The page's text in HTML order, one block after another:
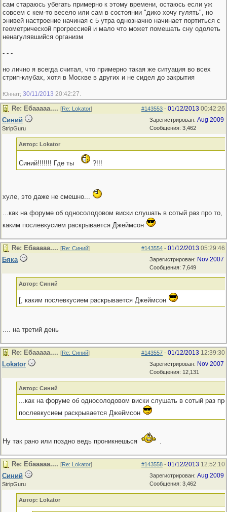
сам стараюсь убегать примерно к этому времени, остаюсь если уж
совсем с кем-то весело или сам в состоянии "дико хочу гулять", но
энивей настроение начиная с 5 утра однозначно начинает портиться с
геометрической прогрессией и мало что может помешать сну одолеть
ненагулявшийся организм
- - -
но лично я всегда считал, что примерно такая же ситуация во всех
стрип-клубах, хотя в Москве в других и не сидел до закрытия
Юннат; 30/11/2013 20:42:27
#143553 - 01/12/2013 00:42:26
Re: Ебааааа.... [Re: Lokator]
Зарегистрирован: Aug 2009
Сообщения: 3,462
Синий
StripGuru
Автор: Lokator
Синий!!!!!!! Где ты ?!!!
хуле, это даже не смешно...
...как на форуме об односолодовом виски слушать в сотый раз про то,
каким послевкусием раскрывается Джеймсон
#143554 - 01/12/2013 05:29:46
Re: Ебааааа.... [Re: Синий]
Зарегистрирован: Nov 2007
Сообщения: 7,649
Бяка
Автор: Синий
[, каким послевкусием раскрывается Джеймсон
.... на третий день
#143557 - 01/12/2013 12:39:30
Re: Ебааааа.... [Re: Синий]
Зарегистрирован: Nov 2007
Сообщения: 12,131
Lokator
Автор: Синий
...как на форуме об односолодовом виски слушать в сотый раз
послевкусием раскрывается Джеймсон
Ну так рано или поздно ведь проникнешься .
#143558 - 01/12/2013 12:52:10
Re: Ебааааа.... [Re: Lokator]
Зарегистрирован: Aug 2009
Сообщения: 3,462
Синий
StripGuru
Автор: Lokator